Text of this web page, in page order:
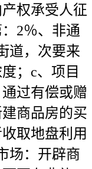
权承受人征
2％、非通
道，次要来
；c、项目
过有偿或赠
商品房的买
取地盘利用
场：开辟商